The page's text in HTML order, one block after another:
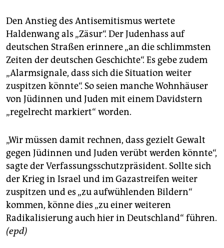
Den Anstieg des Antisemitismus wertete
Haldenwang als „Zäsur“. Der Judenhass auf
deutschen Straßen erinnere „an die schlimmsten
Zeiten der deutschen Geschichte“. Es gebe zudem
„Alarmsignale, dass sich die Situation weiter
zuspitzen könnte“. So seien manche Wohnhäuser
von Jüdinnen und Juden mit einem Davidstern
„regelrecht markiert“ worden.
„Wir müssen damit rechnen, dass gezielt Gewalt
gegen Jüdinnen und Juden verübt werden könnte“,
sagte der Verfassungsschutzpräsident. Sollte sich
der Krieg in Israel und im Gazastreifen weiter
zuspitzen und es „zu aufwühlenden Bildern“
kommen, könne dies „zu einer weiteren
Radikalisierung auch hier in Deutschland“ führen.
(epd)